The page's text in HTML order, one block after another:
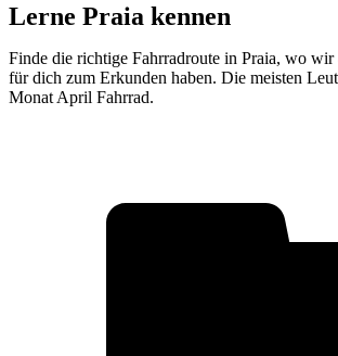
Lerne Praia kennen
Finde die richtige Fahrradroute in Praia, wo wir
für dich zum Erkunden haben. Die meisten
Monat April Fahrrad.